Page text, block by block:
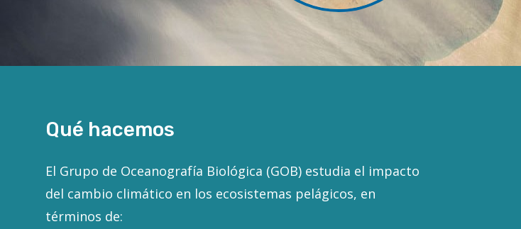
Qué hacemos
El Grupo de Oceanografía Biológica (GOB) estudia el impacto
del cambio climático en los ecosistemas pelágicos, en
términos de: